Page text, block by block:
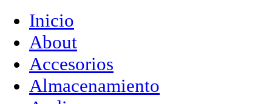
Inicio
About
Accesorios
Almacenamiento